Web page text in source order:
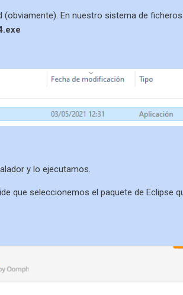
En nuestro sistema de
y lo ejecutamos.
que seleccionemos el paquete de Eclipse